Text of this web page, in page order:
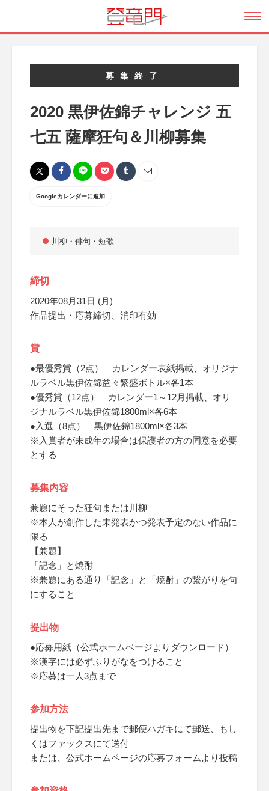
募集終了
2020 黒伊佐錦チャレンジ 五
七五 薩摩狂句＆川柳募集
Googleカレンダーに追加
川柳・俳句・短歌
締切
2020年08月31日 (月)
作品提出・応募締切、消印有効
賞
●最優秀賞（2点） カレンダー表紙掲載、オリジナ
ルラベル黒伊佐錦益々繁盛ボトル×各1本
●優秀賞（12点） カレンダー1～12月掲載、オリ
ジナルラベル黒伊佐錦1800ml×各6本
●入選（8点） 黒伊佐錦1800ml×各3本
※入賞者が未成年の場合は保護者の方の同意を必要
とする
募集内容
兼題にそった狂句または川柳
※本人が創作した未発表かつ発表予定のない作品に
限る
【兼題】
「記念」と焼酎
※兼題にある通り「記念」と「焼酎」の繋がりを句
にすること
提出物
●応募用紙（公式ホームページよりダウンロード）
※漢字には必ずふりがなをつけること
※応募は一人3点まで
参加方法
提出物を下記提出先まで郵便ハガキにて郵送、もし
くはファックスにて送付
または、公式ホームページの応募フォームより投稿